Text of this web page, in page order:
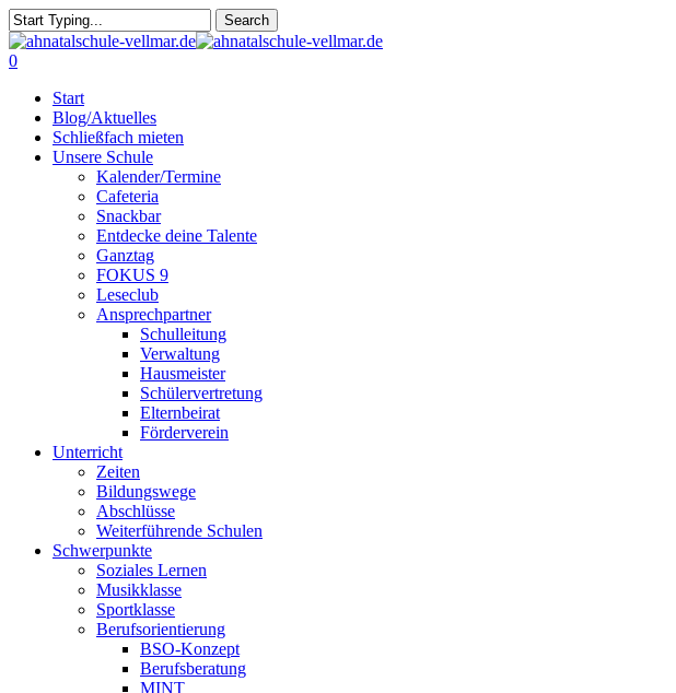
Skip
to
main
Search
Close
Search
search
0
Start
Blog/Aktuelles
Schließfach mieten
Unsere Schule
Kalender/Termine
Cafeteria
Snackbar
Entdecke deine Talente
Ganztag
FOKUS 9
Leseclub
Ansprechpartner
Schulleitung
Verwaltung
Hausmeister
Schülervertretung
Elternbeirat
Förderverein
Unterricht
Zeiten
Bildungswege
Abschlüsse
Weiterführende Schulen
Schwerpunkte
Soziales Lernen
Musikklasse
Sportklasse
Berufsorientierung
BSO-Konzept
Berufsberatung
MINT